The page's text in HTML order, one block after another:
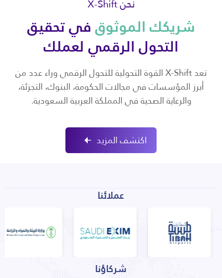
نحن X-Shift
شريكك الموثوقفي تحقيق
التحول الرقمي لعملك
تعد X-Shift القوة التحولية للتحول الرقمي وراء عدد من
أبرز المؤسسات في مجالات الحكومة، البنوك، التجزئة،
والرعاية الصحية في المملكة العربية السعودية.
اكتشف المزيد
عملائنا
شركاؤنا